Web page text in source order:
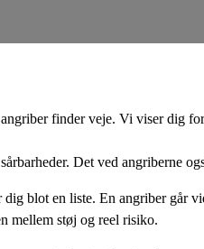
finder veje. Vi viser dig
Det ved angriberne
blot en liste. En angriber går
mellem støj og reel risiko.